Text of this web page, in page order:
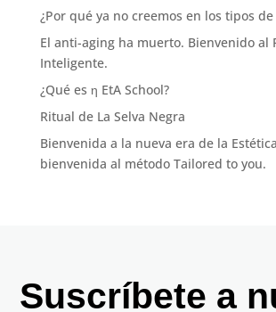
¿Por qué ya no creemos en los tipos
El anti-aging ha muerto. Bienvenido al
Inteligente.
¿Qué es η EtA School?
Ritual de La Selva Negra
Bienvenida a la nueva era de la
bienvenida al método Tailored to you.
Suscríbete a